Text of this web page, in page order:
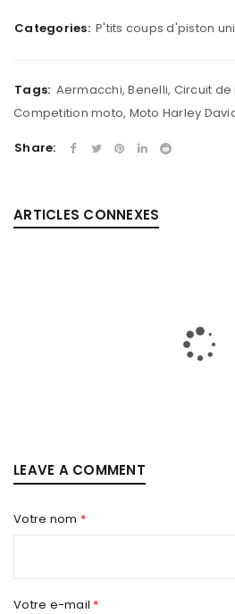
Categories: P'tits coups d'piston
Tags: Aermacchi,Benelli, Circuit de
Competition moto, Moto Harley
Share:
ARTICLES CONNEXES
LEAVE A COMMENT
Votre nom *
Votre e-mail *